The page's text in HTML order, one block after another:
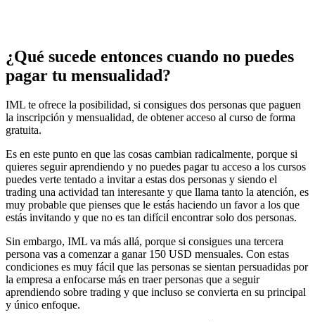
¿Qué sucede entonces cuando no puedes
pagar tu mensualidad?
IML te ofrece la posibilidad, si consigues dos personas que paguen
la inscripción y mensualidad, de obtener acceso al curso de forma
gratuita.
Es en este punto en que las cosas cambian radicalmente, porque si
quieres seguir aprendiendo y no puedes pagar tu acceso a los cursos
puedes verte tentado a invitar a estas dos personas y siendo el
trading una actividad tan interesante y que llama tanto la atención, es
muy probable que pienses que le estás haciendo un favor a los que
estás invitando y que no es tan difícil encontrar solo dos personas.
Sin embargo, IML va más allá, porque si consigues una tercera
persona vas a comenzar a ganar 150 USD mensuales. Con estas
condiciones es muy fácil que las personas se sientan persuadidas por
la empresa a enfocarse más en traer personas que a seguir
aprendiendo sobre trading y que incluso se convierta en su principal
y único enfoque.